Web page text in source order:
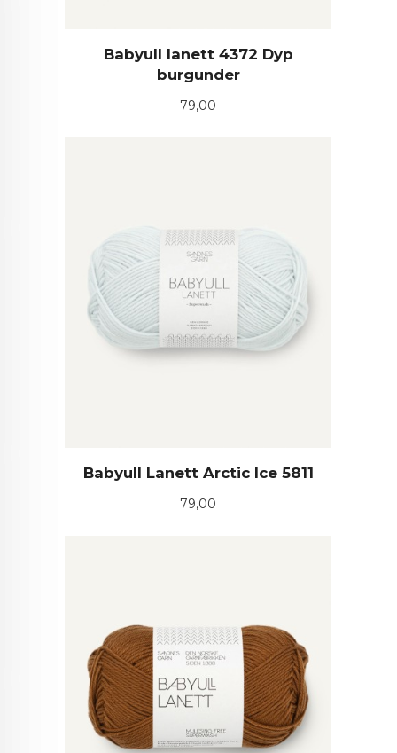
Babyull lanett 4372 Dyp
burgunder
Pris
79,00
Babyull Lanett Arctic Ice 5811
Pris
79,00